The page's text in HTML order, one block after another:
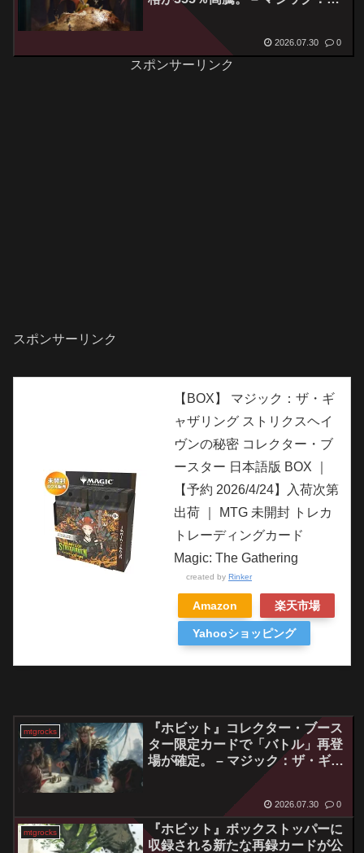
ザ・ギャザリング
2026.07.30 0
スポンサーリンク
スポンサーリンク
【BOX】 マジック：ザ・ギ
ャザリング ストリクスヘイ
ヴンの秘密 コレクター・ブ
ースター 日本語版 BOX ｜
【予約 2026/4/24】入荷次第
出荷 ｜ MTG 未開封 トレカ
トレーディングカード
Magic: The Gathering
created by Rinker
Amazon 楽天市場
Yahooショッピング
mtgrocks
『ホビット』コレクター・ブース
ター限定カードで「バトル」再登
場が確定。 – マジック：ザ・ギャ
2026.07.30 0
mtgrocks
『ホビット』ボックストッパーに
収録される新たな再録カードが公